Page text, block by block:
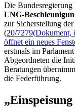
Die Bundesregierung
LNG-
zur Sicherstellung
(20/7279(Dokument,
öffnet ein neues
erstmals im
Abgeordneten die
Beratungen
die Federführung.